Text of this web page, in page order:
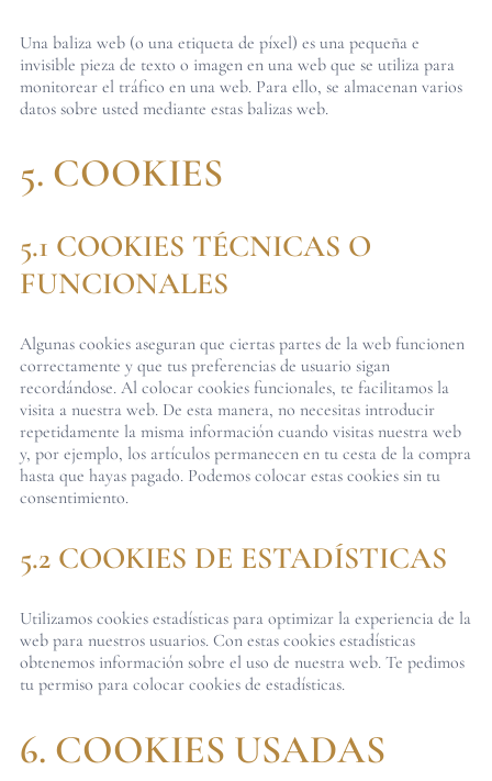
Una baliza web (o una etiqueta de píxel) es una pequeña e
invisible pieza de texto o imagen en una web que se utiliza para
monitorear el tráfico en una web. Para ello, se almacenan varios
datos sobre usted mediante estas balizas web.
5. COOKIES
5.1 COOKIES TÉCNICAS O
FUNCIONALES
Algunas cookies aseguran que ciertas partes de la web funcionen
correctamente y que tus preferencias de usuario sigan
recordándose. Al colocar cookies funcionales, te facilitamos la
visita a nuestra web. De esta manera, no necesitas introducir
repetidamente la misma información cuando visitas nuestra web
y, por ejemplo, los artículos permanecen en tu cesta de la compra
hasta que hayas pagado. Podemos colocar estas cookies sin tu
consentimiento.
5.2 COOKIES DE ESTADÍSTICAS
Utilizamos cookies estadísticas para optimizar la experiencia de la
web para nuestros usuarios. Con estas cookies estadísticas
obtenemos información sobre el uso de nuestra web. Te pedimos
tu permiso para colocar cookies de estadísticas.
6. COOKIES USADAS